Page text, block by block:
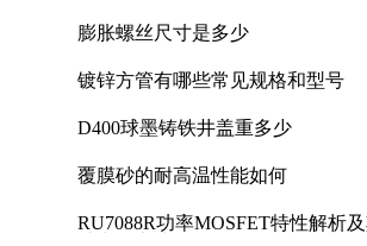
膨胀螺丝尺寸是多少
镀锌方管有哪些常见规格和型号
D400球墨铸铁井盖重多少
覆膜砂的耐高温性能如何
RU7088R功率MOSFET特性解析